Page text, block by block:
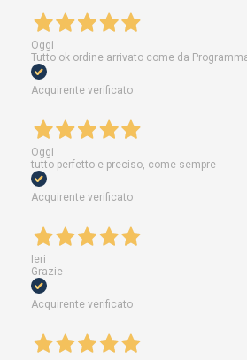
Oggi
Tutto ok ordine arrivato come da
Acquirente verificato
Oggi
tutto perfetto e preciso, come sempre
Acquirente verificato
Ieri
Grazie
Acquirente verificato